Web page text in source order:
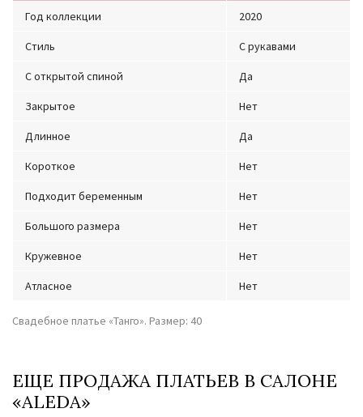
Год коллекции 2020
Стиль С рукавами
С открытой спиной Да
Закрытое Нет
Длинное Да
Короткое Нет
Подходит беременным Нет
Большого размера Нет
Кружевное Нет
Атласное Нет
Свадебное платье «Танго». Размер: 40
ЕЩЕ ПРОДАЖА ПЛАТЬЕВ В САЛОНЕ
«ALEDA»